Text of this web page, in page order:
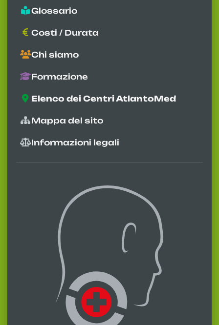
Glossario
Costi / Durata
Chi siamo
Formazione
Elenco dei Centri AtlantoMed
Mappa del sito
Informazioni legali